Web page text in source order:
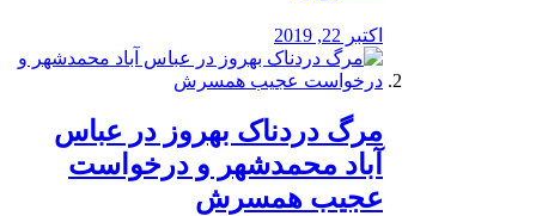
اکتبر 22, 2019
مرگ دردناک بهروز در عباس
آباد محمدشهر و درخواست
عجیب همسرش